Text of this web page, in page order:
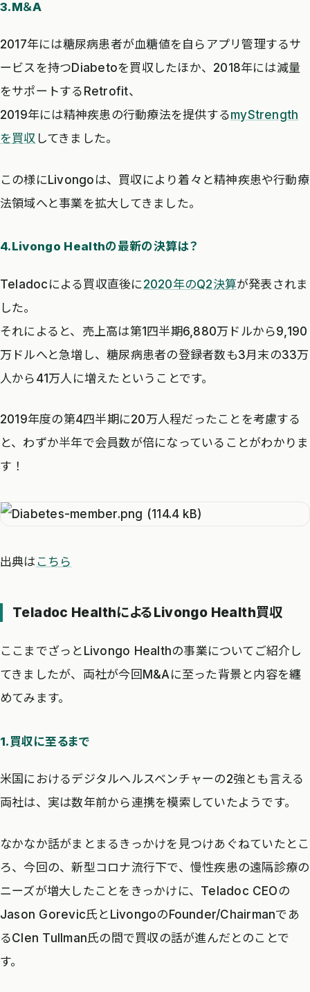
3.M＆A
2017年には糖尿病患者が血糖値を自らアプリ管理するサ
ービスを持つDiabetoを買収したほか、2018年には減量
をサポートするRetrofit、
2019年には精神疾患の行動療法を提供するmyStrength
を買収 してきました。
この様にLivongoは、買収により着々と精神疾患や行動療
法領域へと事業を拡大してきました。
4.Livongo Healthの最新の決算は？
Teladocによる買収直後に 2020年のQ2決算が発表されま
した。
それによると、売上高は第1四半期6,880万ドルから9,190
万ドルへと急増し、糖尿病患者の登録者数も3月末の33万
人から41万人に増えたということです。
2019年度の第4四半期に20万人程だったことを考慮する
と、わずか半年で会員数が倍になっていることがわかりま
す！
出典は こちら
Teladoc HealthによるLivongo Health買収
ここまでざっとLivongo Healthの事業についてご紹介し
てきましたが、両社が今回M&Aに至った背景と内容を纏
めてみます。
1.買収に至るまで
米国におけるデジタルヘルスベンチャーの2強とも言える
両社は、実は数年前から連携を模索していたようです。
なかなか話がまとまるきっかけを見つけあぐねていたとこ
ろ、今回の、新型コロナ流行下で、慢性疾患の遠隔診療の
ニーズが増大したことをきっかけに、Teladoc CEOの
Jason Gorevic氏とLivongoのFounder/Chairmanであ
るClen Tullman氏の間で買収の話が進んだとのことで
す。